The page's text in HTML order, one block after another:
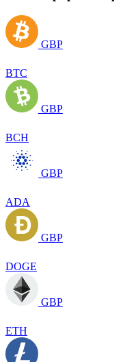
GBP
BTC
GBP
BCH
GBP
ADA
GBP
DOGE
GBP
ETH